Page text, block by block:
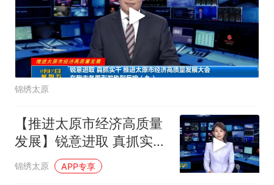
锦绣太原
【推进太原市经济高质量
发展】锐意进取 真抓实干
推进太原市经济高质量发
展大会在我市各界引发热
锦绣太原 APP专享